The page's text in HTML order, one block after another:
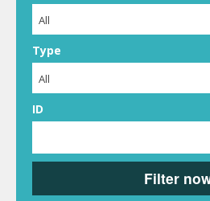
All
Type
All
ID
Filter